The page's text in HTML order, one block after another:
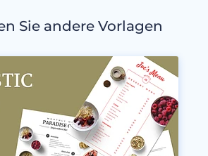
Sie andere Vorlagen